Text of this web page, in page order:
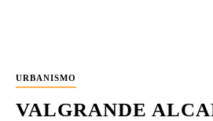
URBANISMO
VALGRANDE